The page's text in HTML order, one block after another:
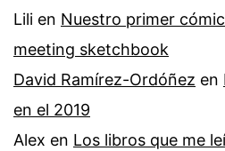
Lili en Nuestro primer
meeting sketchbook
David Ramírez-Ordóñez en
en el 2019
Alex en Los libros que me